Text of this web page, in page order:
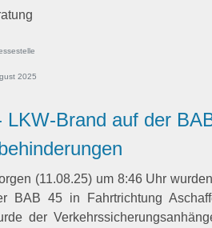
2025
LKW-Brand auf der
(11.08.25) um 8:46 Uhr
BAB 45 in Fahrtrichtung
der